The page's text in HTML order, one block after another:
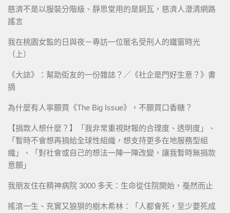
慈濟不是以服裝分階級、靜思堂用的是銅瓦，慈濟人澄清網路
謠言
我在桃園女監的日與夜－專訪一位匿名受刑人的鐵窗時光
（上）
《大誌》：幫助街友的一份雜誌？／《社企是門好生意？》書
摘
為什麼有人寧願買《The Big Issue》，不願買口香糖？
【捐款人想什麼？】「我非常重視財報的合理度、透明度」、
「暫時不會想再捐給全球性組織，想支持更多在地服務型組
織」、「對社會或自己的想法一陣一陣改變，讓我暫時無捐款
意願」
我朋友住在精神病院 3000 多天：生命從住院開始，戞然而止
搖滾一生、充實又狼狽的樹木希林：「人都會死，至少要死成